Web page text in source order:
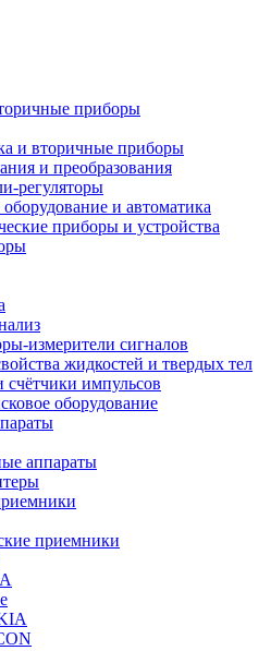
приборы
и вторичные приборы
и преобразования
регуляторы
и автоматика
приборы и устройства
измерители сигналов
жидкостей и твердых тел
импульсов
оборудование
аппараты
приемники